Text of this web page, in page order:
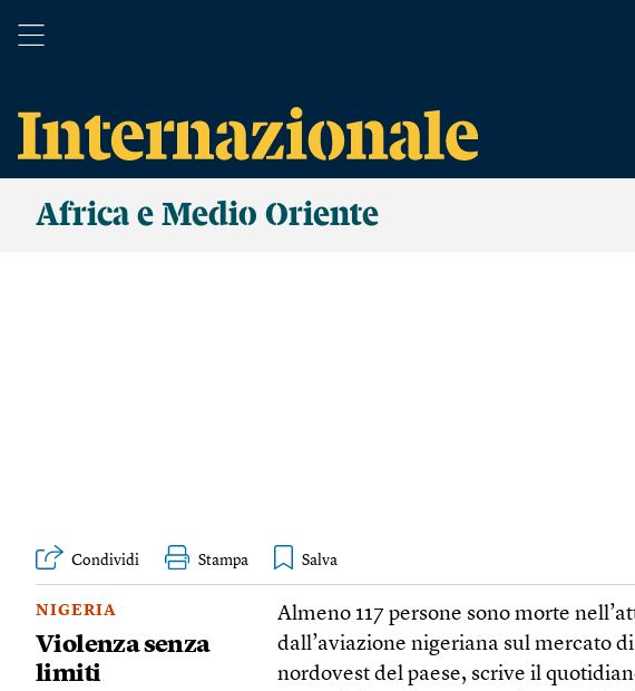
Africa e Medio Oriente
Condividi Stampa
NIGERIA
Violenza senza
limiti
Almeno 117 persone sono morte
dall’aviazione nigeriana sul mercato
nordovest del paese, scrive il